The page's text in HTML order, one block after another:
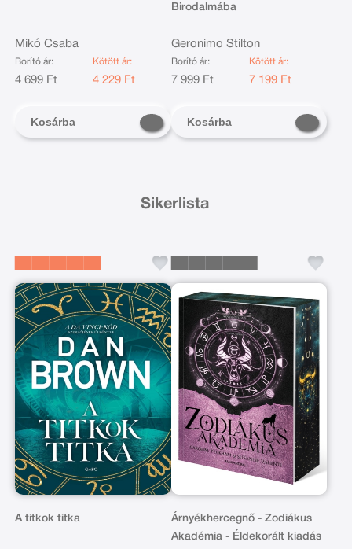
Mikó Csaba
Borító ár:
4 699 Ft
Kötött ár:
4 229 Ft
Kosárba
Birodalmába
Geronimo Stilton
Borító ár:
7 999 Ft
Kötött ár:
7 199 Ft
Kosárba
Sikerlista
A titkok titka
Árnyékhercegnő - Zodiákus
Akadémia - Éldekorált kiadás